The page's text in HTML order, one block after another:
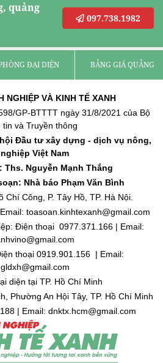
quảng
097.738.1982
ĐẠI DIỆN BẢNG GIÁ QUẢNG
NGHIỆP VÀ KINH TẾ XANH
GP-BTTTT ngày 31/8/2021 của Bộ
tin và Truyền thông
Đầu tư xây dựng - dịch vụ nông,
Việt Nam
Ths. Nguyễn Mạnh Thắng
Nhà báo Phạm Văn Bình
Chí Công, P. Tây Hồ, TP. Hà Nội.
toasoan.kinhtexanh@gmail.com
Điện thoại 0977.371.166 | Email:
thoại 0919.901.156 | Email:
diện tại TP. Hồ Chí Minh
Phường An Hội Tây, TP. Hồ Chí Minh
| Email: dnktx.hcm@gmail.com